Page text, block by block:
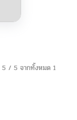
5 / 5 จากทั้งหมด 1